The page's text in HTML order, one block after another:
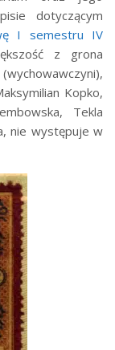
dotyczącym
I semestru IV
z grona
Kopko,
Tekla
nie występuje w